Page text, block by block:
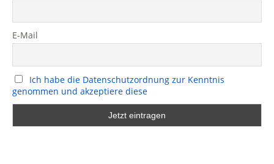
E-Mail
Ich habe die Datenschutzordnung zur Kenntnis
genommen und akzeptiere diese